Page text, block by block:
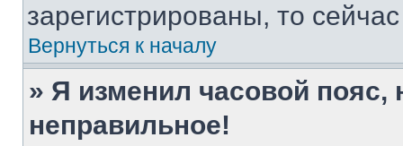
зарегистрированы, то
Вернуться к началу
» Я изменил часовой пояс,
неправильное!